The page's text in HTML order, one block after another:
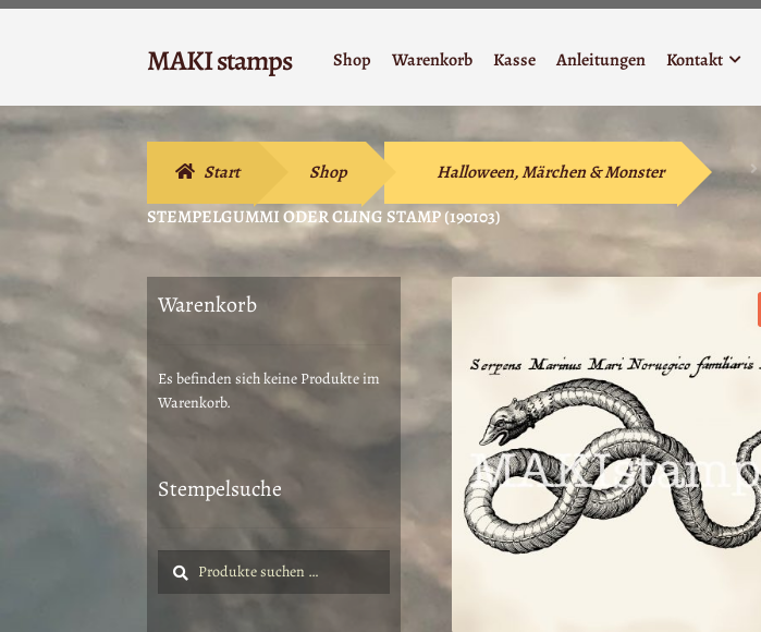
Zur
Navigation
springen
Zum
Inhalt
springen
MAKI stamps Shop Warenkorb Kasse Anleitungen Kontakt
Start Shop Halloween, Märchen & Monster
STEMPELGUMMI ODER CLING STAMP (190103)
Warenkorb
Es befinden sich keine Produkte im
Warenkorb.
Stempelsuche
Suche
nach:
Suchen